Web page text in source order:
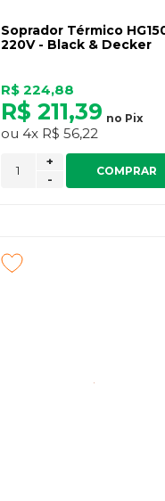
Soprador Térmico
220V - Black & Decker
R$ 224,88
R$ 211,39 no Pix
ou 4x R$ 56,22
-
+
COMPRAR